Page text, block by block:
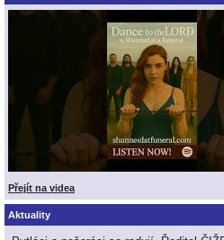
Přejít na videa
Aktuality